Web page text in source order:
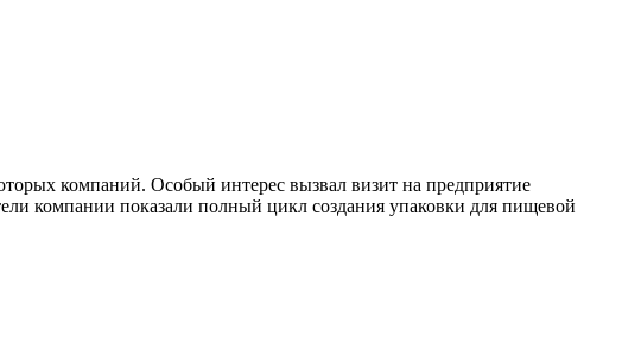
компаний. Особый интерес вызвал визит на предприятие
компании показали полный цикл создания упаковки для пищевой